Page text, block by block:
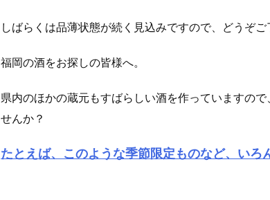
しばらくは品薄状態が続く見込みですので、どうぞご
福岡の酒をお探しの皆様へ。
県内のほかの蔵元もすばらしい酒を作っていますの
せんか？
たとえば、このような季節限定ものなど、いろ